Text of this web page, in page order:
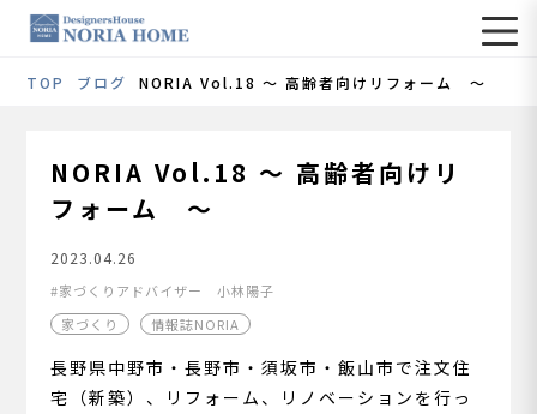
TOP ブログ NORIA Vol.18 ～ 高齢者向けリフォーム ～
NORIA Vol.18 ～ 高齢者向けリ
フォーム ～
2023.04.26
家づくりアドバイザー 小林陽子
家づくり
情報誌NORIA
長野県中野市・長野市・須坂市・飯山市で注文住
宅（新築）、リフォーム、リノベーションを行っ